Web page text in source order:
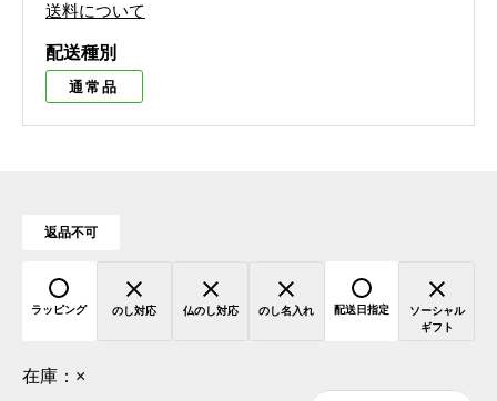
送料について
配送種別
通常品
返品不可
ラッピング のし対応 仏のし対応 のし名入れ 配送日指定
ソーシャル
ギフト
在庫： ×